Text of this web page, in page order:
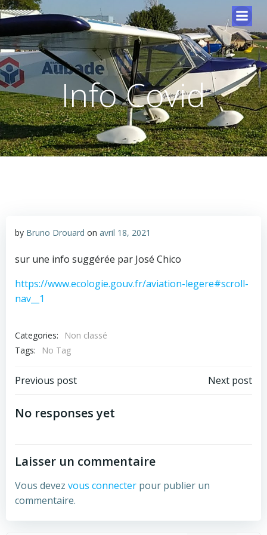
Info Covid
by Bruno Drouard on avril 18, 2021
sur une info suggérée par José Chico
https://www.ecologie.gouv.fr/aviation-legere#scroll-
nav__1
Categories:
Non classé
Tags:
No Tag
Previous post Next post
No responses yet
Laisser un commentaire
Vous devez vous connecter pour publier un
commentaire.